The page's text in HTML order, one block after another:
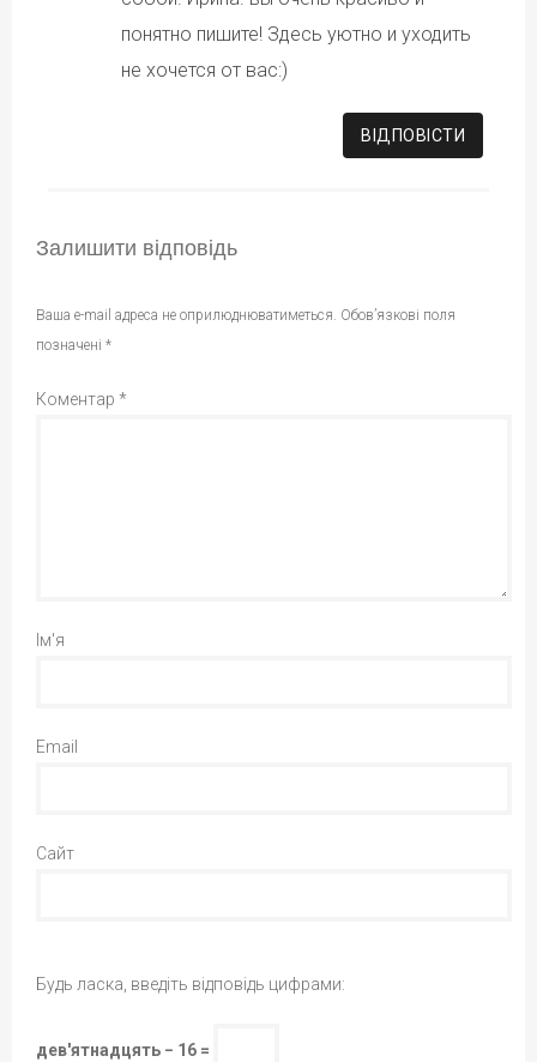
понятно пишите! Здесь уютно и уходить
не хочется от вас:)
ВІДПОВІCТИ
Залишити відповідь
Ваша e-mail адреса не оприлюднюватиметься. Обов’язкові поля
позначені *
Коментар *
Ім'я
Email
Сайт
Будь ласка, введіть відповідь цифрами:
дев'ятнадцять − 16 =